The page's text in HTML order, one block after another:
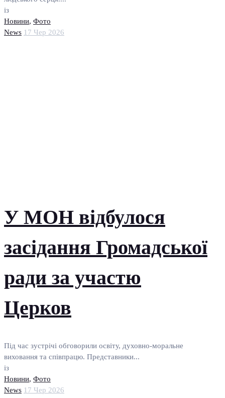
із
Новини, Фото
News 17 Чер 2026
У МОН відбулося
засідання Громадської
ради за участю
Церков
Під час зустрічі обговорили освіту, духовно-моральне
виховання та співпрацю. Представники...
із
Новини, Фото
News 17 Чер 2026